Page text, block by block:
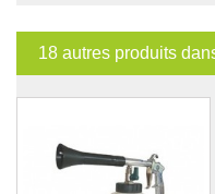
18 autres produits